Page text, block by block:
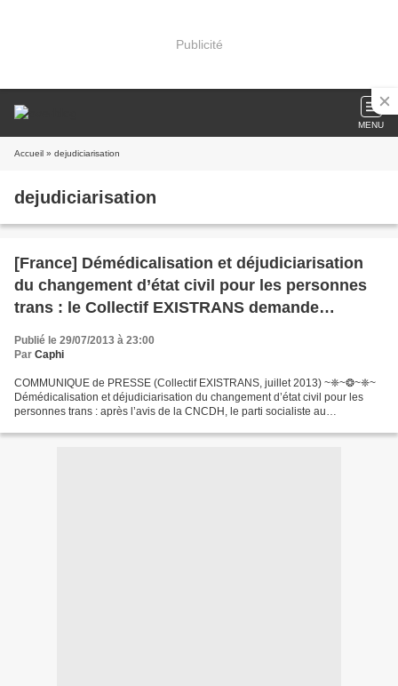
Publicité
MENU
Accueil » dejudiciarisation
dejudiciarisation
[France] Démédicalisation et déjudiciarisation
du changement d’état civil pour les personnes
trans : le Collectif EXISTRANS demande
rapidement une loi
Publié le 29/07/2013 à 23:00
Par Caphi
COMMUNIQUE de PRESSE (Collectif EXISTRANS, juillet 2013) ~❈~❂~❈~
Démédicalisation et déjudiciarisation du changement d’état civil pour les
personnes trans : après l’avis de la CNCDH, le parti socialiste au